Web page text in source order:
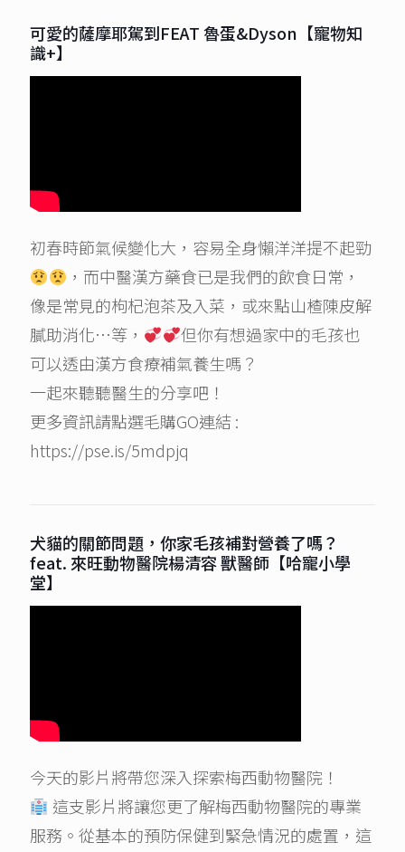
可愛的薩摩耶駕到FEAT 魯蛋&Dyson【寵物知
識+】
初春時節氣候變化大，容易全身懶洋洋提不起勁
，而中醫漢方藥食已是我們的飲食日常，
像是常見的枸杞泡茶及入菜，或來點山楂陳皮解
膩助消化…等，
但你有想過家中的毛孩也
可以透由漢方食療補氣養生嗎？
一起來聽聽醫生的分享吧！
更多資訊請點選毛購GO連結 :
https://pse.is/5mdpjq
犬貓的關節問題，你家毛孩補對營養了嗎？
feat. 來旺動物醫院楊清容 獸醫師【哈寵小學
堂】
今天的影片將帶您深入探索梅西動物醫院！
這支影片將讓您更了解梅西動物醫院的專業
服務。從基本的預防保健到緊急情況的處置，這